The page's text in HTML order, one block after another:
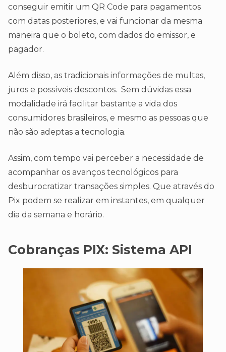
conseguir emitir um QR Code para pagamentos
com datas posteriores, e vai funcionar da mesma
maneira que o boleto, com dados do emissor, e
pagador.
Além disso, as tradicionais informações de multas,
juros e possíveis descontos. Sem dúvidas essa
modalidade irá facilitar bastante a vida dos
consumidores brasileiros, e mesmo as pessoas que
não são adeptas a tecnologia.
Assim, com tempo vai perceber a necessidade de
acompanhar os avanços tecnológicos para
desburocratizar transações simples. Que através do
Pix podem se realizar em instantes, em qualquer
dia da semana e horário.
Cobranças PIX: Sistema API